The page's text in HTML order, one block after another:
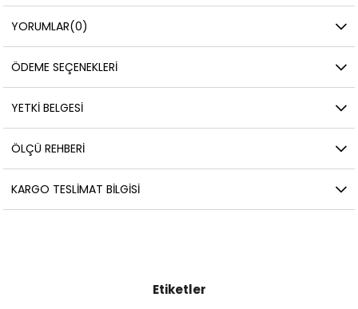
YORUMLAR(0)
ÖDEME SEÇENEKLERI
YETKİ BELGESİ
ÖLÇÜ REHBERI
KARGO TESLIMAT BILGISI
Etiketler